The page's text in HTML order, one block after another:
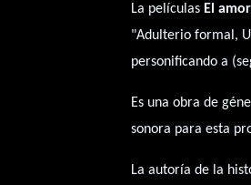
La películas El
"Adulterio formal,
personificando a
Es una obra de
sonora para esta
La autoría de la